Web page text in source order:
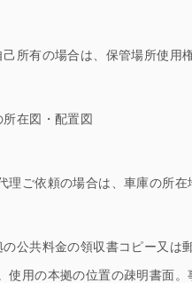
所有の場合は、保管場所使用
在図・配置図
理ご依頼の場合は、車庫の所在
公共料金の領収書コピー又は
使用の本拠の位置の疎明書面。